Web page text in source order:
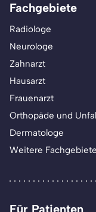
Fachgebiete
Radiologe
Neurologe
Zahnarzt
Hausarzt
Frauenarzt
Orthopäde und
Dermatologe
Weitere
Für Patienten